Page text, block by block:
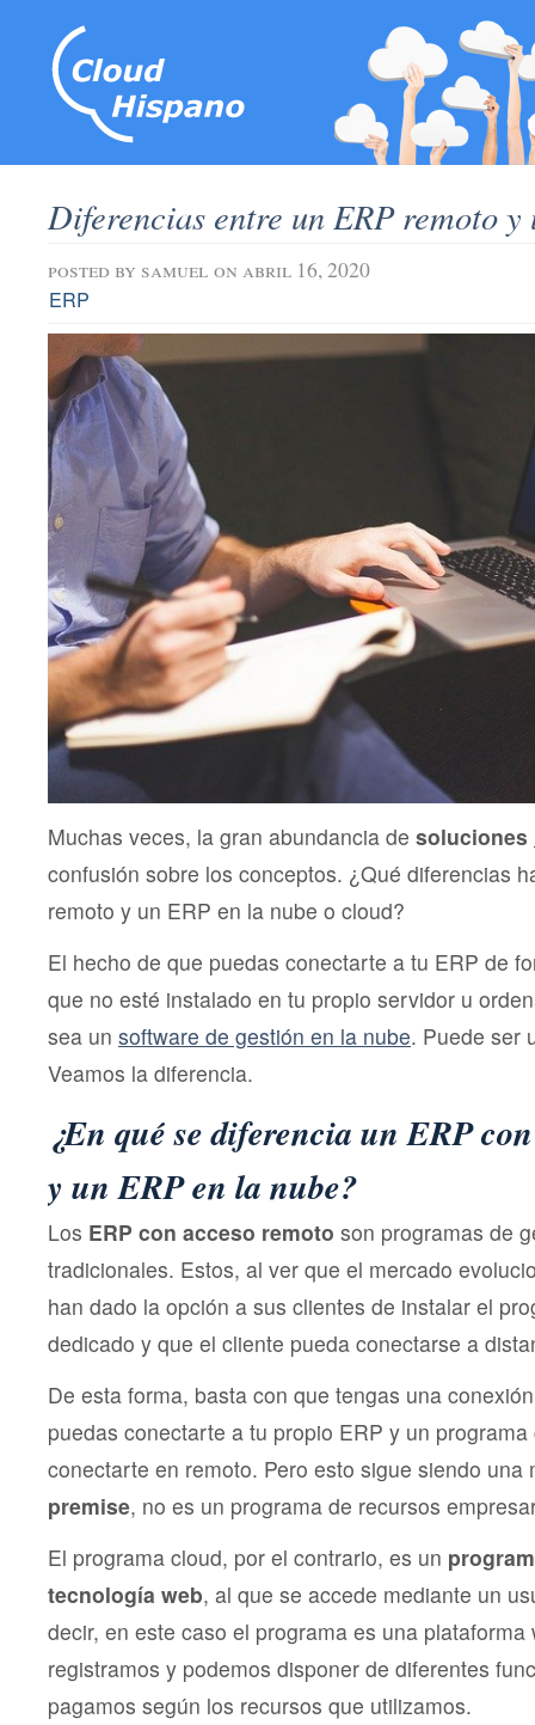
Diferencias entre un ERP remoto y
posted by samuel on abril 16, 2020
ERP
Muchas veces, la gran abundancia de soluciones
confusión sobre los conceptos. ¿Qué diferencias
remoto y un ERP en la nube o cloud?
El hecho de que puedas conectarte a tu ERP de
que no esté instalado en tu propio servidor u
sea un software de gestión en la nube. Puede ser
Veamos la diferencia.
¿En qué se diferencia un ERP
y un ERP en la nube?
Los ERP con acceso remoto son programas de
tradicionales. Estos, al ver que el mercado
han dado la opción a sus clientes de instalar el
dedicado y que el cliente pueda conectarse a
De esta forma, basta con que tengas una
puedas conectarte a tu propio ERP y un
conectarte en remoto. Pero esto sigue siendo
premise, no es un programa de recursos
El programa cloud, por el contrario, es un
tecnología web, al que se accede mediante un
decir, en este caso el programa es una plataforma
registramos y podemos disponer de diferentes
pagamos según los recursos que utilizamos.